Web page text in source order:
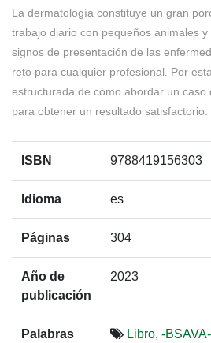
La dermatología constituye un gran
trabajo diario con pequeños animales
signos de presentación de las
reto para cualquier profesional. Por
estructurada de cómo abordar un caso
para obtener un resultado satisfactorio.
ISBN 9788419156303
Idioma es
Páginas 304
Año de
publicación
2023
Palabras Libro, -